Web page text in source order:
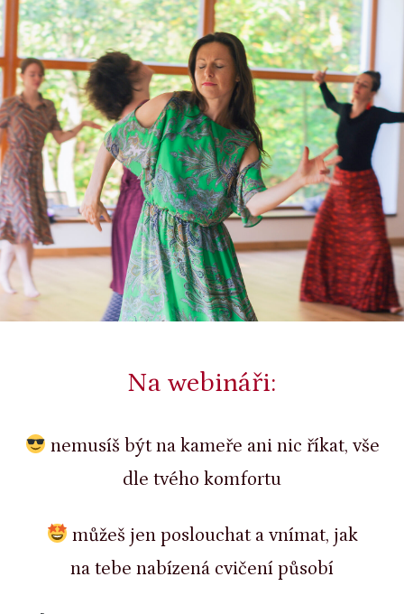
Na webináři:
nemusíš být na kameře ani nic říkat, vše
dle tvého komfortu
můžeš jen poslouchat a vnímat, jak
na tebe nabízená cvičení působí